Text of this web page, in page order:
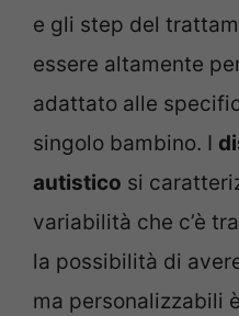
e gli step del
essere altamente
adattato alle
singolo bambino. I
autistico si
variabilità che c’è
la possibilità di
ma personalizzabili